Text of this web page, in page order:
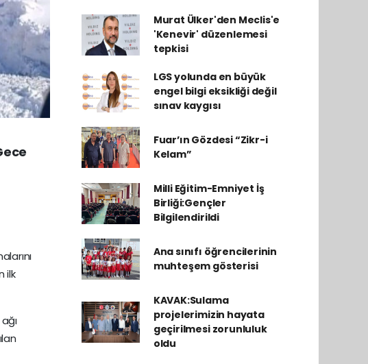
ilk
Murat Ülker'den Meclis'e
'Kenevir' düzenlemesi
tepkisi
LGS yolunda en büyük
engel bilgi eksikliği değil
sınav kaygısı
Fuar’ın Gözdesi “Zikr-i
Kelam”
Milli Eğitim-Emniyet İş
Birliği:Gençler
Bilgilendirildi
Ana sınıfı öğrencilerinin
muhteşem gösterisi
KAVAK:Sulama
projelerimizin hayata
geçirilmesi zorunluluk
oldu